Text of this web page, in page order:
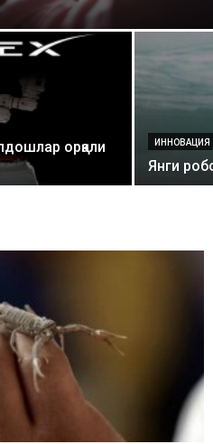
орқали
ИННОВАЦИЯ
Янги